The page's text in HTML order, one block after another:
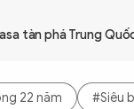
tàn phá Trung
22 năm #Siêu